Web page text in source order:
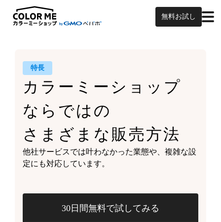
無料お試し
特長
カラーミーショップ
ならではの
さまざまな販売方法
他社サービスでは叶わなかった業態や、複雑な設
定にも対応しています。
30日間無料で試してみる